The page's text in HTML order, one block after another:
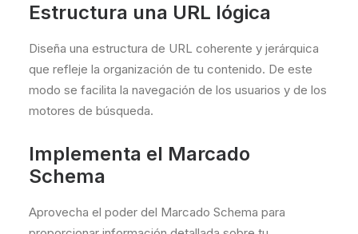
Estructura una URL lógica
Diseña una estructura de URL coherente y jerárquica
que refleje la organización de tu contenido. De este
modo se facilita la navegación de los usuarios y de los
motores de búsqueda.
Implementa el Marcado
Schema
Aprovecha el poder del Marcado Schema para